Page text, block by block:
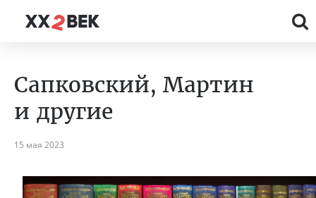
Сапковский, Мартин
и другие
15 мая 2023